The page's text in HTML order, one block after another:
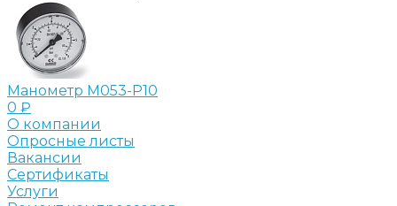
Манометр M053-P10
0 ₽
О компании
Опросные листы
Вакансии
Сертификаты
Услуги